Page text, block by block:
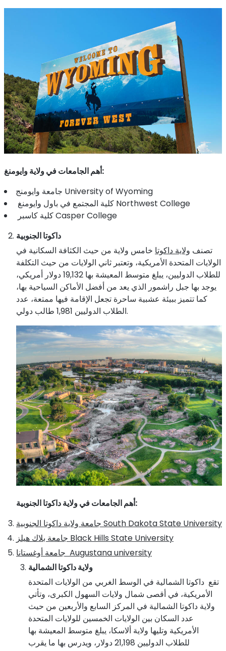
أهم الجامعات في ولاية وايومنغ:
جامعة وايومنج University of Wyoming
كلية المجتمع في باول وايومنغ Northwest College
كلية كاسبر Casper College
داكوتا الجنوبية
تصنف ولاية داكوتا خامس ولاية من حيث الكثافة السكانية في
الولايات المتحدة الأمريكية، وتعتبر ثاني الولايات من حيث التكلفة
للطلاب الدوليين، يبلغ متوسط المعيشة بها 19,132 دولار أمريكي،
يوجد بها جبل راشمور الذي يعد من أفضل الأماكن السياحية بها،
كما تتميز ببيئة عشبية ساحرة تجعل الإقامة فيها ممتعة، عدد
الطلاب الدوليين 1,981 طالب دولي.
أهم الجامعات في ولاية داكوتا الجنوبية:
South Dakota State University
Black Hills State University
جامعة أوغستانا Augustana university
ولاية داكوتا الشمالية
تقع داكوتا الشمالية في الوسط الغربي من الولايات المتحدة
الأمريكية، في أقصى شمال ولايات السهول الكبرى، وتأتي
ولاية داكوتا الشمالية في المركز السابع والأربعين من حيث
عدد السكان بين الولايات الخمسين للولايات المتحدة
الأمريكية وتليها ولاية ألاسكا، يبلغ متوسط المعيشة بها
للطلاب الدوليين 21,198 دولار، ويدرس بها ما يقرب